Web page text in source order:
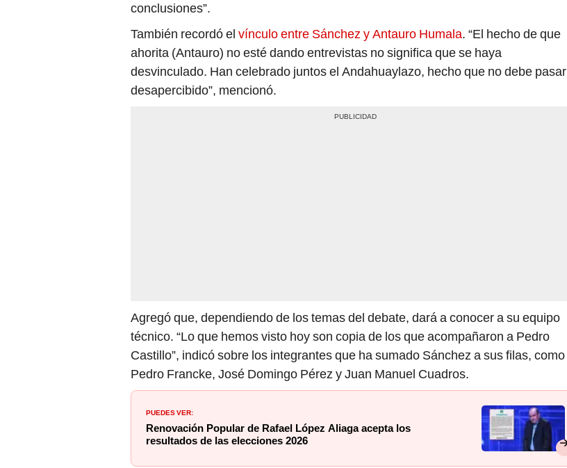
conclusiones”.
También recordó el vínculo entre Sánchez y Antauro Humala. “El hecho de que
ahorita (Antauro) no esté dando entrevistas no significa que se haya
desvinculado. Han celebrado juntos el Andahuaylazo, hecho que no debe pasar
desapercibido”, mencionó.
Agregó que, dependiendo de los temas del debate, dará a conocer a su equipo
técnico. “Lo que hemos visto hoy son copia de los que acompañaron a Pedro
Castillo”, indicó sobre los integrantes que ha sumado Sánchez a sus filas, como
Pedro Francke, José Domingo Pérez y Juan Manuel Cuadros.
PUEDES VER:
Renovación Popular de Rafael López Aliaga acepta los
resultados de las elecciones 2026